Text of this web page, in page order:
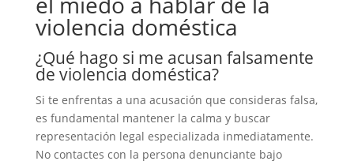
violencia doméstica
¿Qué hago si me acusan falsamente
de violencia doméstica?
Si te enfrentas a una acusación que consideras falsa,
es fundamental mantener la calma y buscar
representación legal especializada inmediatamente.
No contactes con la persona denunciante bajo